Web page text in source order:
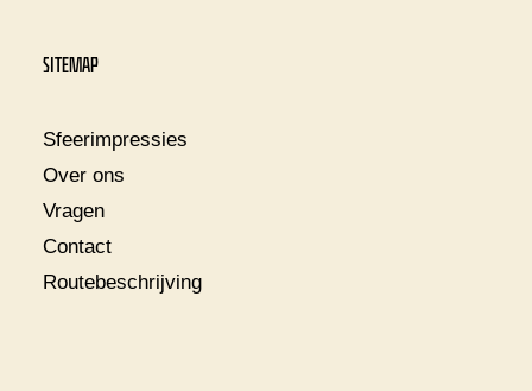
SITEMAP
Sfeerimpressies
Over ons
Vragen
Contact
Routebeschrijving